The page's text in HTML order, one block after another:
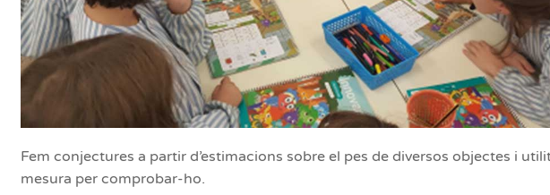
Fem conjectures a partir d’estimacions sobre el pes de diversos objectes i
mesura per comprobar-ho.